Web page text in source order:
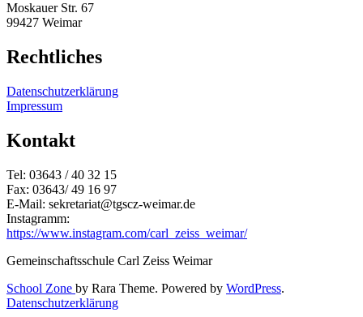
Moskauer Str. 67
99427 Weimar
Rechtliches
Datenschutzerklärung
Impressum
Kontakt
Tel: 03643 / 40 32 15
Fax: 03643/ 49 16 97
E-Mail: sekretariat@tgscz-weimar.de
Instagramm:
https://www.instagram.com/carl_zeiss_weimar/
Gemeinschaftsschule Carl Zeiss Weimar
School Zone by Rara Theme. Powered by WordPress.
Datenschutzerklärung